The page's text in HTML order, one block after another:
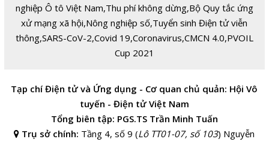
nghiệp Ô tô Việt Nam,Thu phí không dừng,Bộ Quy tắc ứng
xử mạng xã hội,Nông nghiệp số,Tuyển sinh Điện tử viễn
thông,SARS-CoV-2,Covid 19,Coronavirus,CMCN 4.0,PVOIL
Cup 2021
Tạp chí Điện tử và Ứng dụng - Cơ quan chủ quản: Hội Vô
tuyến - Điện tử Việt Nam
Tổng biên tập: PGS.TS Trần Minh Tuấn
Trụ sở chính: Tầng 4, số 9 (Lô TT01-07, số 103) Nguyễn